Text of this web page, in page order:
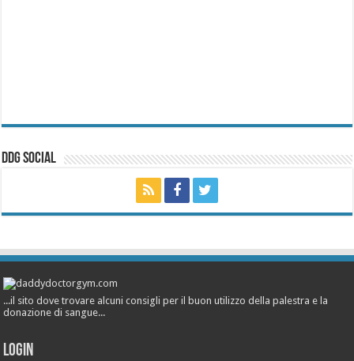
ddg Social
...il sito dove trovare alcuni consigli per il buon utilizzo della palestra e la
donazione di sangue...
Login